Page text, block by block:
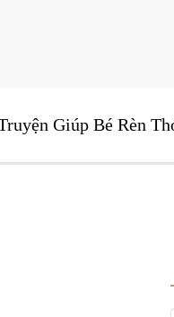
Giúp Bé Rèn